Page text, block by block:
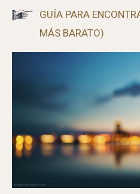
GUÍA PARA
MÁS BARATO)